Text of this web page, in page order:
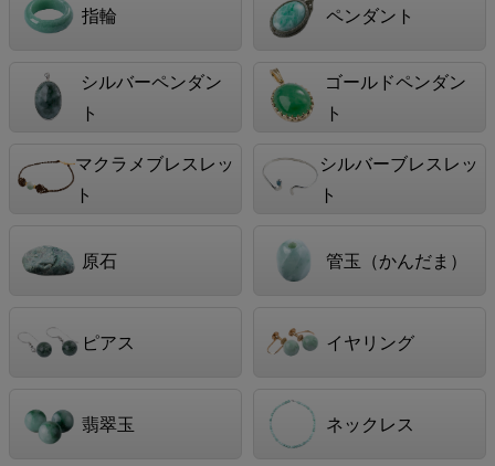
指輪 ペンダント
シルバーペンダン
ト
ゴールドペンダン
ト
マクラメブレスレッ
ト
シルバーブレスレッ
ト
原石 管玉（かんだま）
ピアス イヤリング
翡翠玉 ネックレス